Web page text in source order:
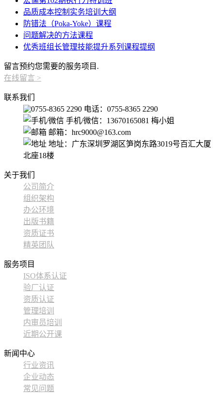
品质成本控制实务培训大纲
防错法（Poka-Yoke）课程
问题解决的方法课程
优秀班组长管理技能提升系列课程提纲
留言预约您需要的服务项目.
在线留言 >
联系我们
电话：0755-8365 2290
手机/微信：13670165081 梅小姐
邮箱：hrc9000@163.com
地址：广东深圳罗湖区笋岗东路3019号百汇大厦
北座18楼
关于我们
公司简介
组织架构
办公环境
出版书籍
资质证书
精英团队
服务项目
ISO体系认证
验厂认证
资质认证
管理培训
内审员培训
近期公开课
新闻中心
行业资讯
企业动态
常见问题